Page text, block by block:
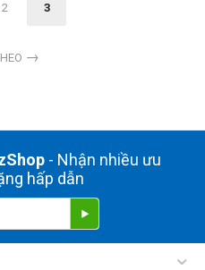
2 3
- Nhận nhiều ưu
hấp dẫn